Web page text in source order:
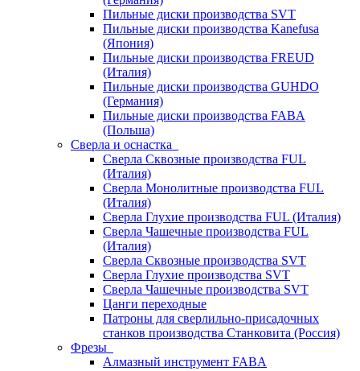
Пильные диски производства SVT
Пильные диски производства Kanefusa
(Япония)
Пильные диски производства FREUD
(Италия)
Пильные диски производства GUHDO
(Германия)
Пильные диски производства FABA
(Польша)
Сверла и оснастка
Сверла Сквозные производства FUL
(Италия)
Сверла Монолитные производства FUL
(Италия)
Сверла Глухие производства FUL (Италия)
Сверла Чашечные производства FUL
(Италия)
Сверла Сквозные производства SVT
Сверла Глухие производства SVT
Сверла Чашечные производства SVT
Цанги переходные
Патроны для сверлильно-присадочных
станков производства Станковита (Россия)
Фрезы
Алмазный инструмент FABA